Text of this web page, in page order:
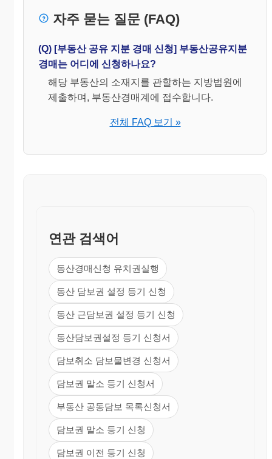
민사소송규칙 관
련조문
제204조【신청서의 기재사항】
담보권의 실행을 위한 경매, 법 제733조의 규정에 의
한 담보권의 실행이나 권리행사 또는 제211조의2에
규정하는 예탁유가증권에 관한 담보권의 실행을 위한
신청서에는 다음 각호의 사항을 기재하여야 한다.
산에 관한 규정이 준용되는 권리를 목적으로 하
에 규정하는 예탁유가증권에 관한 담보권의 실행
정 1992. 11. 17>
부동산을 목적으로 하는 담보권의 실행을 위한 경매
절차에 제2장 제3절 제1관의 규정을 준용한다. <본조
신설 1990. 8. 21>
자주 묻는 질문 (FAQ)
(Q) [부동산 공유 지분 경매 신청] 부동산공유지분
경매는 어디에 신청하나요?
해당 부동산의 소재지를 관할하는 지방법원에
제출하며, 부동산경매계에 접수합니다.
전체 FAQ 보기 »
연관 검색어
동산경매신청 유치권실행
동산 담보권 설정 등기 신청
동산 근담보권 설정 등기 신청
동산담보권설정 등기 신청서
담보취소 담보물변경 신청서
담보권 말소 등기 신청서
부동산 공동담보 목록신청서
담보권 말소 등기 신청
담보권 이전 등기 신청